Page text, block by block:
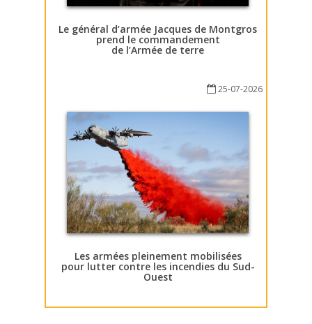
Le général d’armée Jacques de Montgros
prend le commandement
de l’Armée de terre
25-07-2026
Les armées pleinement mobilisées
pour lutter contre les incendies du Sud-
Ouest